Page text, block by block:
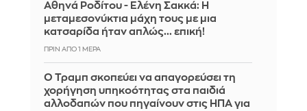
Αθηνά Ροδίτου - Ελένη Σακκά: Η
μεταμεσονύκτια μάχη τους με μια
κατσαρίδα ήταν απλώς... επική!
ΠΡΙΝ ΑΠΌ 1 ΜΈΡΑ
Ο Τραμπ σκοπεύει να απαγορεύσει τη
χορήγηση υπηκοότητας στα παιδιά
αλλοδαπών που πηγαίνουν στις ΗΠΑ για